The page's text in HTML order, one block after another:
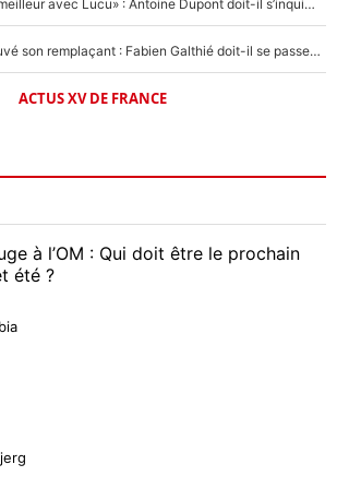
«Le XV de France est meilleur avec Lucu» : Antoine Dupont doit-il s’inquiéter pour sa place ?
Le XV de France a trouvé son remplaçant : Fabien Galthié doit-il se passer d'Antoine Dupont ?
ACTUS XV DE FRANCE
à l’OM : Qui doit être le prochain
été ?